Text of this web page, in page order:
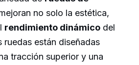
no solo la estética,
rendimiento dinámico del
ruedas están diseñadas
tracción superior y una